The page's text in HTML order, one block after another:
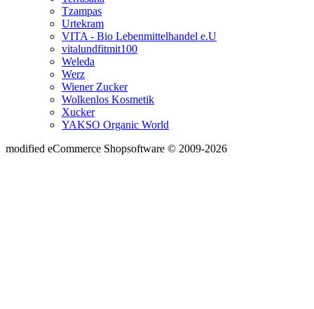
Tzampas
Urtekram
VITA - Bio Lebenmittelhandel e.U
vitalundfitmit100
Weleda
Werz
Wiener Zucker
Wolkenlos Kosmetik
Xucker
YAKSO Organic World
modified eCommerce Shopsoftware © 2009-2026